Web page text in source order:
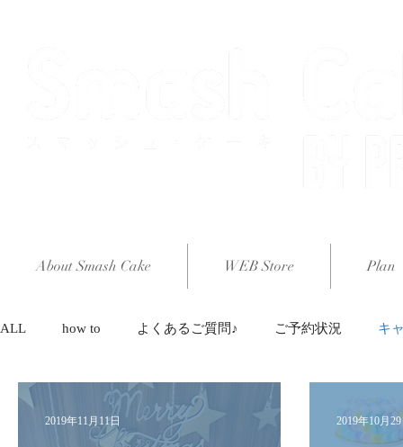
About Smash Cake WEB Store Plan
ALL how to よくあるご質問♪ ご予約状況 キ
2019年11月11日 2019年10月